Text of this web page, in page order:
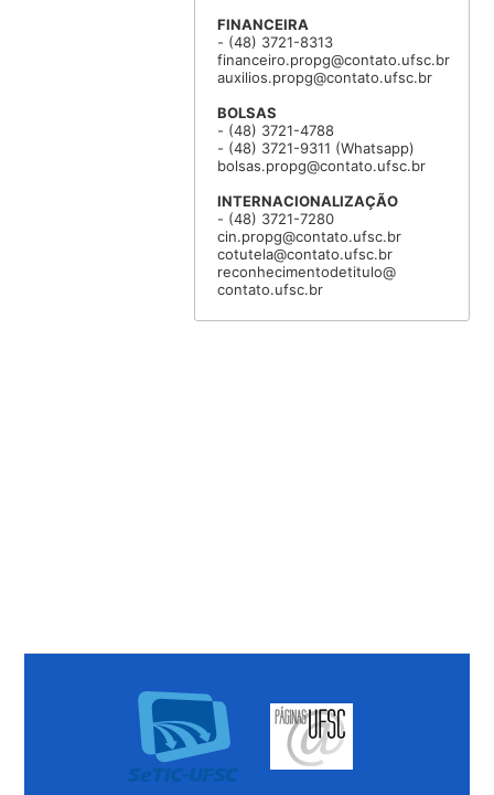
FINANCEIRA
- (48) 3721-8313
financeiro.propg@contato.ufsc.br
auxilios.propg@contato.ufsc.br
BOLSAS
- (48) 3721-4788
- (48) 3721-9311 (Whatsapp)
bolsas.propg@contato.ufsc.br
INTERNACIONALIZAÇÃO
- (48) 3721-7280
cin.propg@contato.ufsc.br
cotutela@contato.ufsc.br
reconhecimentodetitulo@
contato.ufsc.br